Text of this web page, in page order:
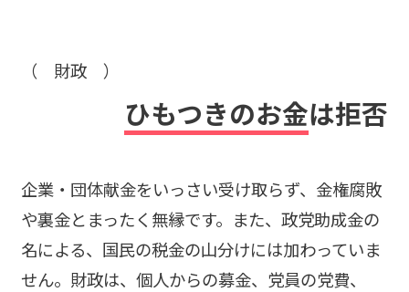
（ 財政 ）
ひもつきのお金は拒否
企業・団体献金をいっさい受け取らず、金権腐敗
や裏金とまったく無縁です。また、政党助成金の
名による、国民の税金の山分けには加わっていま
せん。財政は、個人からの募金、党員の党費、